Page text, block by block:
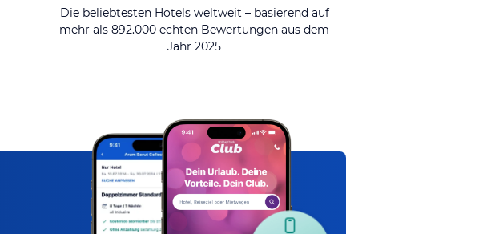
Die beliebtesten Hotels weltweit – basierend auf
mehr als 892.000 echten Bewertungen aus dem
Jahr 2025